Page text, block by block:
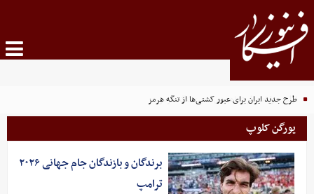
طرح جدید ایران برای عبور کشتی‌ها از تنگه هرمز
یورگن کلوپ
برندگان و بازندگان جام جهانی ۲۰۲۶
ترامپ